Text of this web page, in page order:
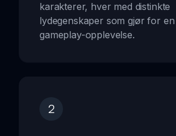
karakterer, hver med distinkte
lydegenskaper som gjør for
gameplay-opplevelse.
2